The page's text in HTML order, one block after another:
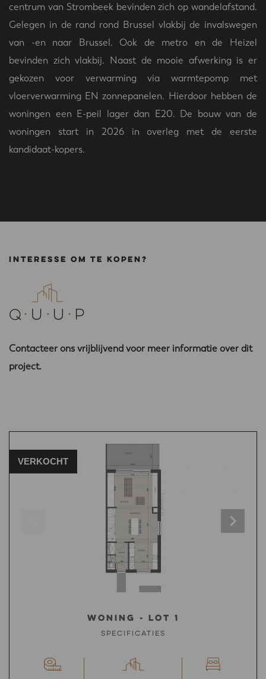
centrum van Strombeek bevinden zich op wandelafstand.
Gelegen in de rand rond Brussel vlakbij de invalswegen
van -en naar Brussel. Ook de metro en de Heizel
bevinden zich vlakbij. Naast de mooie afwerking is er
gekozen voor verwarming via warmtepomp met
vloerverwarming EN zonnepanelen. Hierdoor hebben de
woningen een E-peil lager dan E20. De bouw van de
woningen start in 2026 in overleg met de eerste
kandidaat-kopers.
Interesse om te kopen?
Contacteer ons vrijblijvend voor meer informatie over dit
project.
CONTACTEER ONS
VERKOCHT
Woning - Lot 1
Specificaties